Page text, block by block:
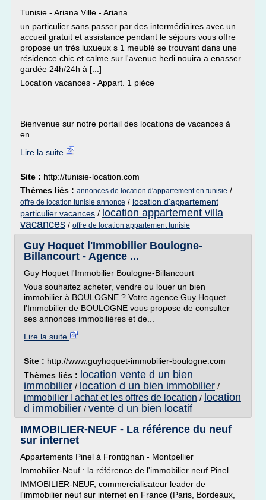
Tunisie - Ariana Ville - Ariana
un particulier sans passer par des intermédiaires avec un
accueil gratuit et assistance pendant le séjours vous offre
propose un très luxueux s 1 meublé se trouvant dans une
résidence chic et calme sur l'avenue hedi nouira a enasser
gardée 24h/24h à [...]
Location vacances - Appart. 1 pièce
Bienvenue sur notre portail des locations de vacances à
en...
Lire la suite
Site : http://tunisie-location.com
Thèmes liés : annonces de location d'appartement en tunisie /
offre de location tunisie annonce / location d'appartement
particulier vacances / location appartement villa
vacances / offre de location appartement tunisie
Guy Hoquet l'Immobilier Boulogne-
Billancourt - Agence ...
Guy Hoquet l'Immobilier Boulogne-Billancourt
Vous souhaitez acheter, vendre ou louer un bien
immobilier à BOULOGNE ? Votre agence Guy Hoquet
l'Immobilier de BOULOGNE vous propose de consulter
ses annonces immobilières et de...
Lire la suite
Site : http://www.guyhoquet-immobilier-boulogne.com
Thèmes liés : location vente d un bien
immobilier / location d un bien immobilier /
immobilier l achat et les offres de location / location
d immobilier / vente d un bien locatif
IMMOBILIER-NEUF - La référence du neuf
sur internet
Appartements Pinel à Frontignan - Montpellier
Immobilier-Neuf : la référence de l'immobilier neuf Pinel
IMMOBILIER-NEUF, commercialisateur leader de
l'immobilier neuf sur internet en France (Paris, Bordeaux,